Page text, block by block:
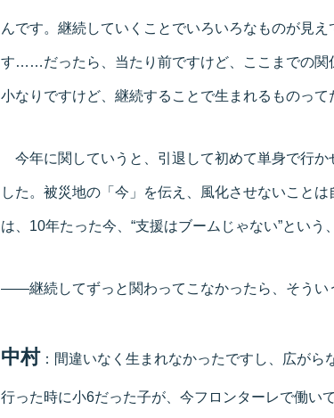
んです。継続していくことでいろいろなものが見
す……だったら、当たり前ですけど、ここまでの関
小なりですけど、継続することで生まれるものって
今年に関していうと、引退して初めて単身で行か
した。被災地の「今」を伝え、風化させないこと
は、10年たった今、“支援はブームじゃない”という
――継続してずっと関わってこなかったら、そうい
中村 ：間違いなく生まれなかったですし、広が
行った時に小6だった子が、今フロンターレで働い